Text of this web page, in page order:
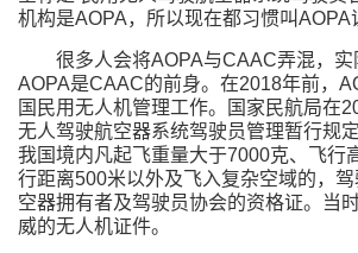
机构是AOPA，所以现在都习惯叫AOPA
很多人会将AOPA与CAAC弄混，
AOPA是CAAC的前身。在2018年前，
国民用无人机管理工作。国家民航局在
无人驾驶航空器系统驾驶员管理暂行规
我国境内凡起飞重量大于7000克、飞行
行距离500米以外及飞入复杂空域的，
空器拥有者及驾驶员协会的资格证。当
威的无人机证件。